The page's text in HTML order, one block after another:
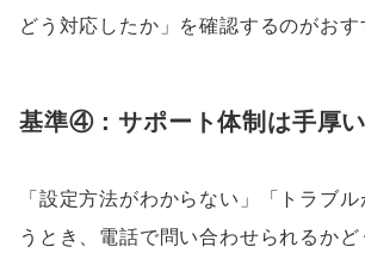
どう対応したか」を確認するのがおす
基準④：サポート体制は手厚
「設定方法がわからない」「トラブ
うとき、電話で問い合わせられるか